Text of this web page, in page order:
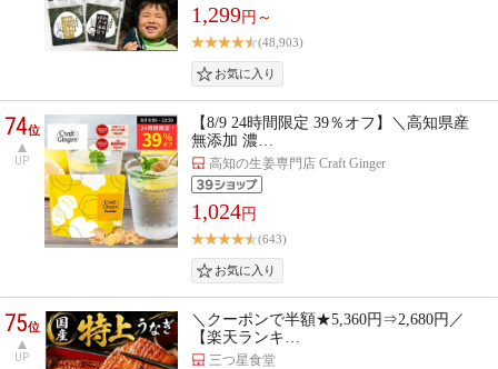
1,299円～
(48,903)
74位
UP
【8/9 24時間限定 39％オフ】＼高知県産
無添加 濃…
高知の生姜専門店 Craft Ginger
1,024円
(643)
75位
UP
＼クーポンで半額★5,360円⇒2,680円／
【楽天ランキ…
三つ星食堂